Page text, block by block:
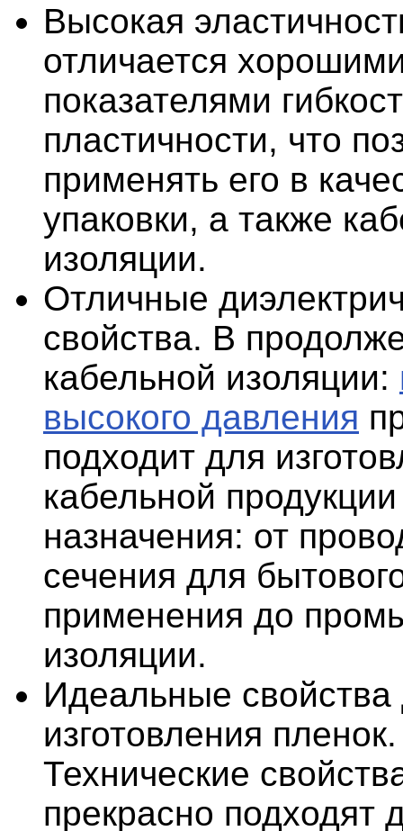
Высокая
отличается
показателями
пластичности, что
применять его в
упаковки, а также
изоляции.
Отличные
свойства. В
кабельной изоляции:
высокого давления
подходит для
кабельной
назначения: от
сечения для
применения до
изоляции.
Идеальные свойства
изготовления пленок.
Технические
прекрасно подходят